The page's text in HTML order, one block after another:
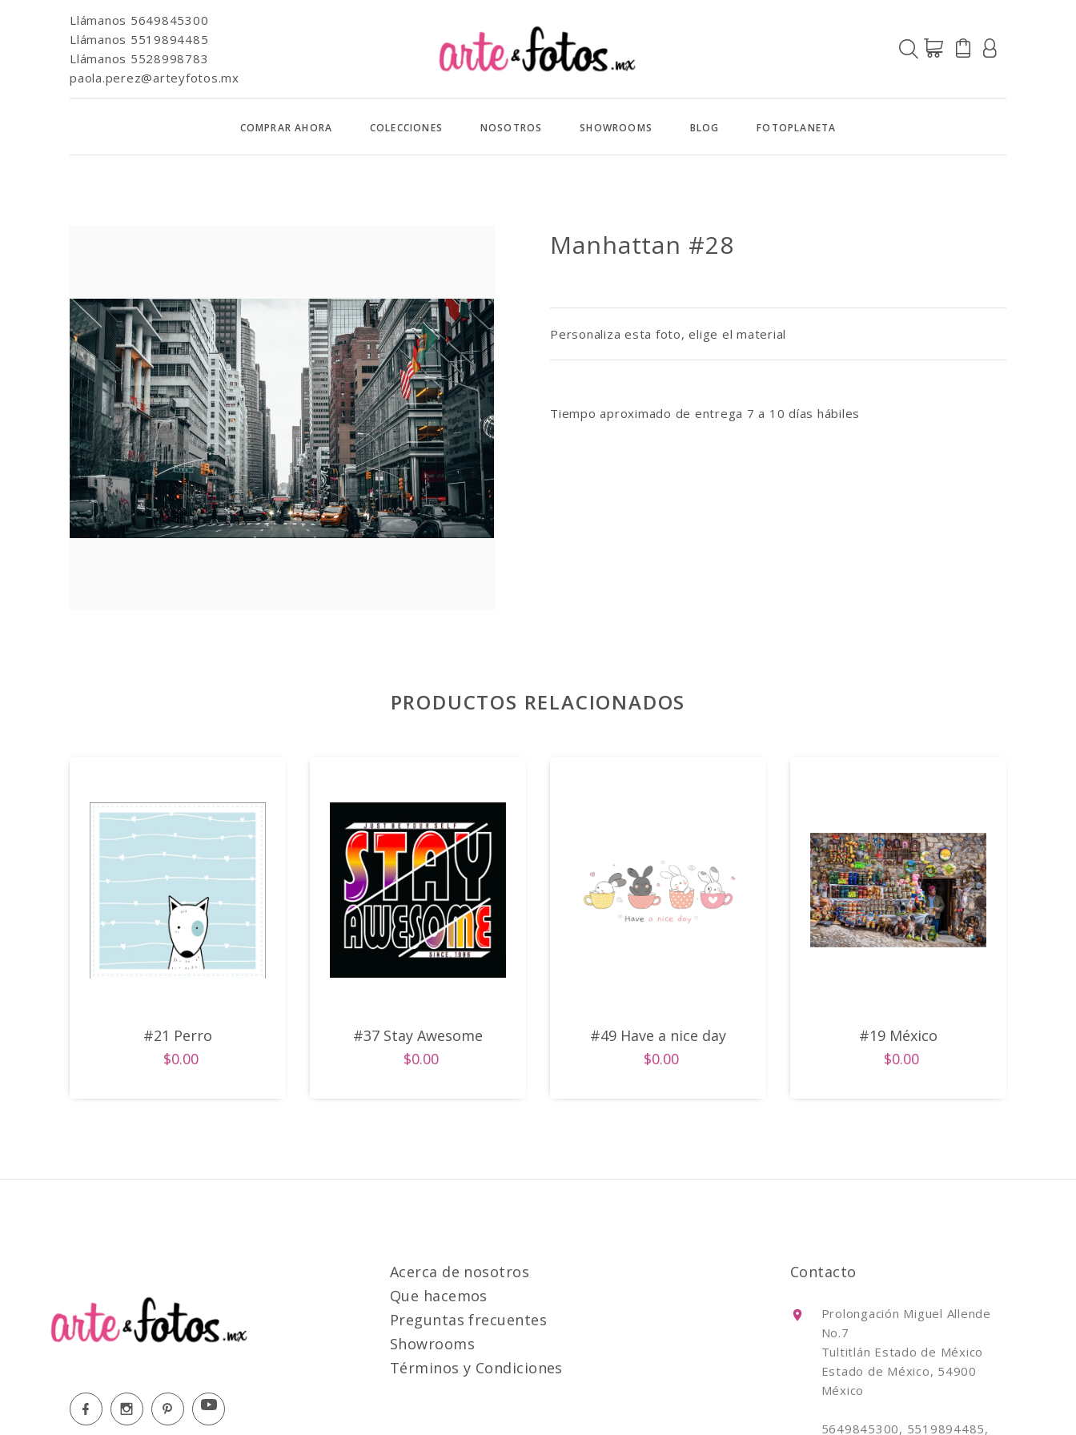
Llámanos 5649845300
Llámanos 5519894485
Llámanos 5528998783
paola.perez@arteyfotos.mx
COMPRAR AHORA COLECCIONES NOSOTROS SHOWROOMS BLOG FOTOPLANETA
Manhattan #28
Personaliza esta foto, elige el material
Tiempo aproximado de entrega 7 a 10 días hábiles
PRODUCTOS RELACIONADOS
#21 Perro
$0.00
#37 Stay Awesome
$0.00
#49 Have a nice day
$0.00
#19 México
$0.00
Acerca de nosotros
Que hacemos
Preguntas frecuentes
Showrooms
Términos y Condiciones
Contacto
Prolongación Miguel Allende
No.7
Tultitlán Estado de México
Estado de México, 54900
México
5649845300, 5519894485,